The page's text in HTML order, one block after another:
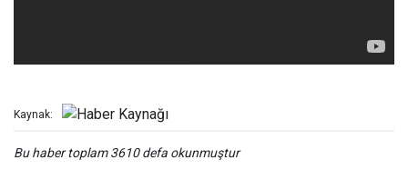
Kaynak:
Bu haber toplam 3610 defa okunmuştur